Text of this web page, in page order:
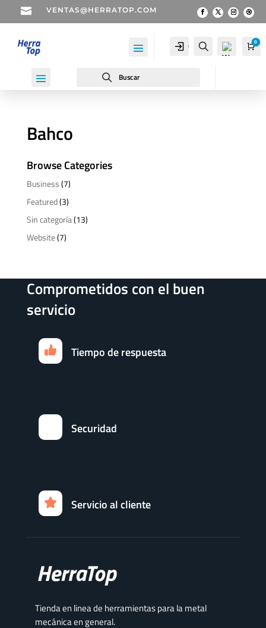
 VENTAS@HERRATOP.COM
Cuenta Buscar 0
Buscar
Bahco
Browse Categories
Business(7)
Featured(3)
Sin categoría(13)
Website(7)
Comprometidos con el buen
servicio
Tiempo de respuesta
Securidad
Servicio al cliente
Tienda en linea de herramientas para la metal
mecánica en general.